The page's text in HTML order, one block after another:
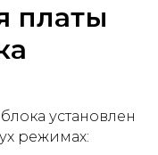
платы
установлен
режимах: